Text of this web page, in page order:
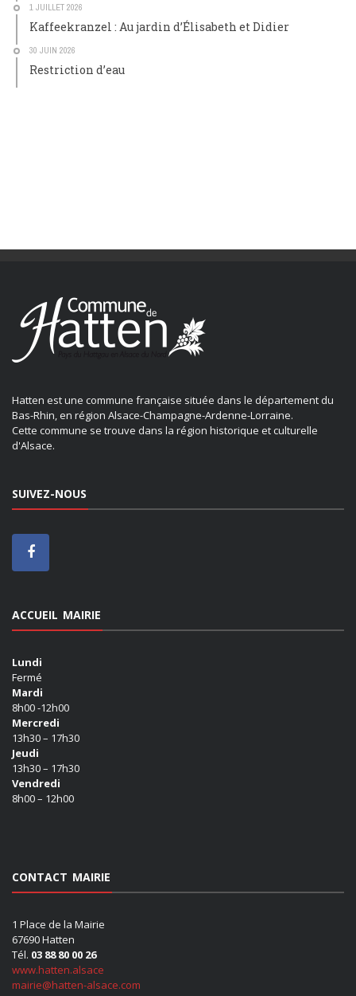
1 JUILLET 2026
Kaffeekranzel : Au jardin d’Élisabeth et Didier
30 JUIN 2026
Restriction d’eau
Hatten est une commune française située dans le département du
Bas-Rhin, en région Alsace-Champagne-Ardenne-Lorraine.
Cette commune se trouve dans la région historique et culturelle
d'Alsace.
SUIVEZ-NOUS
ACCUEIL MAIRIE
Lundi
Fermé
Mardi
8h00 -12h00
Mercredi
13h30 – 17h30
Jeudi
13h30 – 17h30
Vendredi
8h00 – 12h00
CONTACT MAIRIE
1 Place de la Mairie
67690 Hatten
Tél. 03 88 80 00 26
www.hatten.alsace
mairie@hatten-alsace.com